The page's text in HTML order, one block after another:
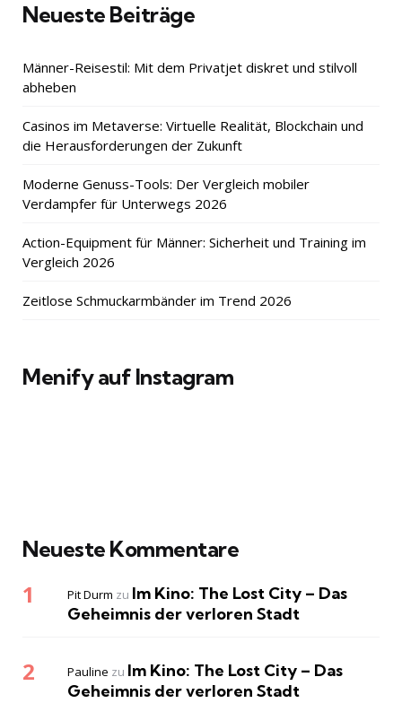
Neueste Beiträge
Männer-Reisestil: Mit dem Privatjet diskret und stilvoll
abheben
Casinos im Metaverse: Virtuelle Realität, Blockchain und
die Herausforderungen der Zukunft
Moderne Genuss-Tools: Der Vergleich mobiler
Verdampfer für Unterwegs 2026
Action-Equipment für Männer: Sicherheit und Training im
Vergleich 2026
Zeitlose Schmuckarmbänder im Trend 2026
Menify auf Instagram
Neueste Kommentare
Pit Durm zu Im Kino: The Lost City – Das
Geheimnis der verloren Stadt
Pauline zu Im Kino: The Lost City – Das
Geheimnis der verloren Stadt